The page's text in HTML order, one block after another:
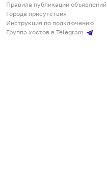
Правила публикации объявлений
Города присутствия
Инструкция по подключению
Группа хостов в Telegram